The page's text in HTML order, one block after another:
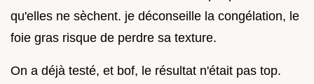
qu'elles ne sèchent. je déconseille la congélation, le
foie gras risque de perdre sa texture.
On a déjà testé, et bof, le résultat n'était pas top.